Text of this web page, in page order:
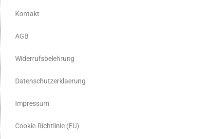
Kontakt
AGB
Widerrufsbelehrung
Datenschutzerklaerung
Impressum
Cookie-Richtlinie (EU)